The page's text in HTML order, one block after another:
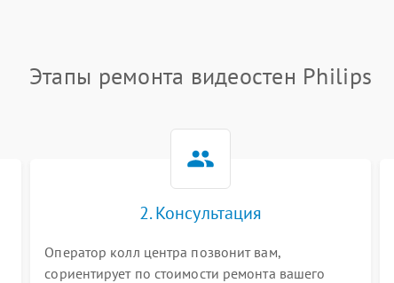
Этапы ремонта видеостен Philips
2. Консультация
Оператор колл центра позвонит вам,
сориентирует по стоимости ремонта вашего